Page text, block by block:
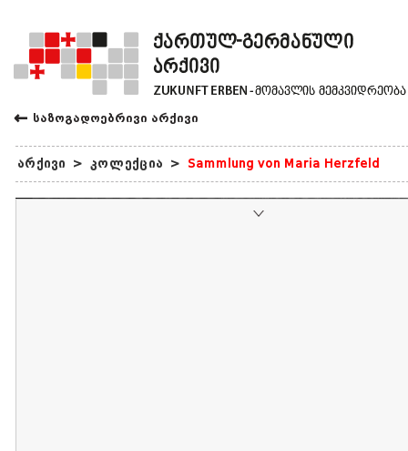
← საზოგადოებრივი არქივი
არქივი > კოლექცია > Sammlung von Maria Herzfeld